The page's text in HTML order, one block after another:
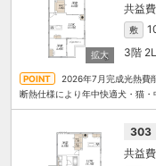
敷
3階
2026年7月完成光熱費
断熱仕様により年中快適犬・猫・
303